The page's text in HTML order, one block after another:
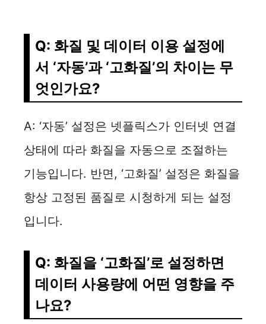
Q: 화질 및 데이터 이용 설정에
서 ‘자동’과 ‘고화질’의 차이는 무
엇인가요?
A: ‘자동’ 설정은 넷플릭스가 인터넷 연결
상태에 따라 화질을 자동으로 조절하는
기능입니다. 반면, ‘고화질’ 설정은 화질을
항상 고정된 품질로 시청하게 되는 설정
입니다.
Q: 화질을 ‘고화질’로 설정하면
데이터 사용량에 어떤 영향을 주
나요?